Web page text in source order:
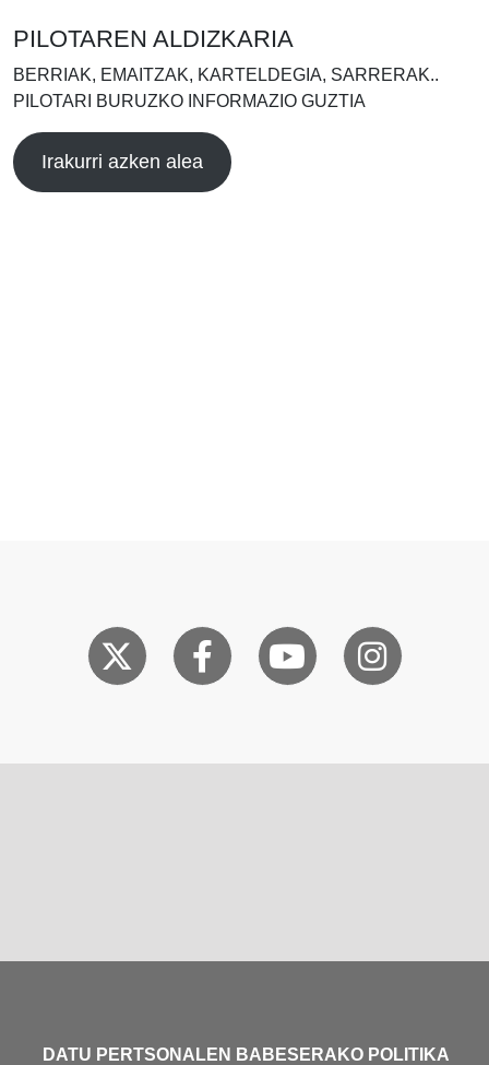
PILOTAREN ALDIZKARIA
BERRIAK, EMAITZAK, KARTELDEGIA, SARRERAK..
PILOTARI BURUZKO INFORMAZIO GUZTIA
Irakurri azken alea
DATU PERTSONALEN BABESERAKO POLITIKA